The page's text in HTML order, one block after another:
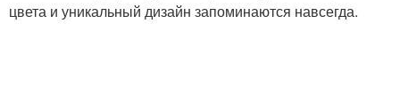
цвета и уникальный дизайн запоминаются навсегда.